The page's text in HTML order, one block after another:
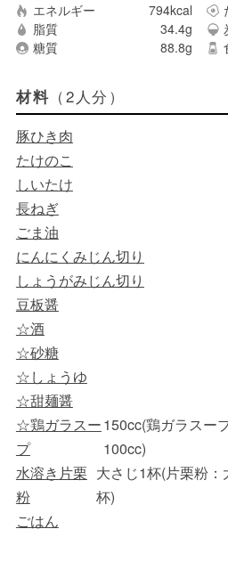
エネルギー 794kcal
脂質
34.4g
糖質
88.8g
材料 （2人分）
豚ひき肉
たけのこ
しいたけ
長ねぎ
ごま油
にんにくみじん切り
しょうがみじん切り
豆板醤
☆酒
☆砂糖
☆しょうゆ
☆甜麺醤
☆鶏ガラスー
プ
150cc(鶏ガラスー
100cc)
水溶き片栗
粉
大さじ1杯(片栗粉
杯)
ごはん